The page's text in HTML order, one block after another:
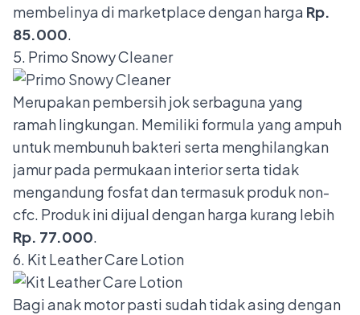
membelinya di marketplace dengan harga Rp.
85.000.
5. Primo Snowy Cleaner
Merupakan pembersih jok serbaguna yang
ramah lingkungan. Memiliki formula yang ampuh
untuk membunuh bakteri serta menghilangkan
jamur pada permukaan interior serta tidak
mengandung fosfat dan termasuk produk non-
cfc. Produk ini dijual dengan harga kurang lebih
Rp. 77.000.
6. Kit Leather Care Lotion
Bagi anak motor pasti sudah tidak asing dengan